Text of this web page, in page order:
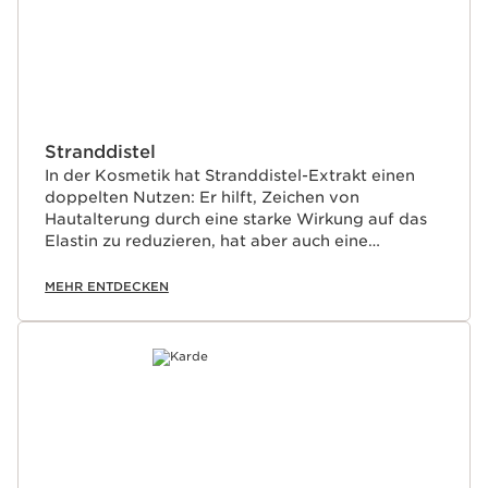
Stranddistel
In der Kosmetik hat Stranddistel-Extrakt einen
doppelten Nutzen: Er hilft, Zeichen von
Hautalterung durch eine starke Wirkung auf das
Elastin zu reduzieren, hat aber auch eine
der Haut gegen die Belastungen eines aktiven
MEHR ENTDECKEN